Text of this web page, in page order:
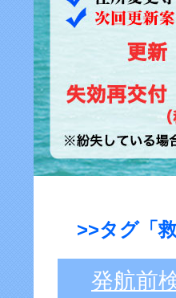
>>タグ「
発航前